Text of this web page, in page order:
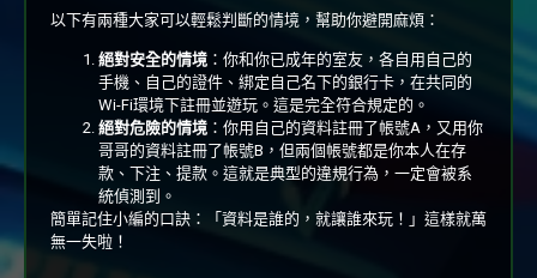
以下有兩種大家可以輕鬆判斷的情境，幫助你避開麻煩：
絕對安全的情境 ：你和你已成年的室友，各自用自己的
手機、自己的證件、綁定自己名下的銀行卡，在共同的
Wi-Fi環境下註冊並遊玩。這是完全符合規定的。
絕對危險的情境 ：你用自己的資料註冊了帳號A，又用你
哥哥的資料註冊了帳號B，但兩個帳號都是你本人在存
款、下注、提款。這就是典型的違規行為，一定會被系
統偵測到。
簡單記住小編的口訣：「資料是誰的，就讓誰來玩！」這樣就萬
無一失啦！